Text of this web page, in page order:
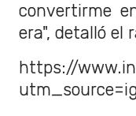
convertirme
era", detalló el
https://